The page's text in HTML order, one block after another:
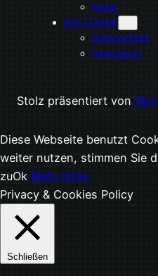
igraal
Info-Center
Datenschutz
Impressum
Stolz präsentiert von
Diese Webseite benutzt
weiter nutzen, stimmen Sie
zuOk Mehr Infos
Privacy & Cookies Policy
Schließen